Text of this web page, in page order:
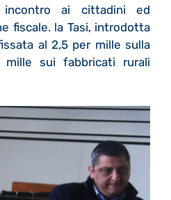
incontro ai cittadini ed
fiscale. la Tasi, introdotta
al 2,5 per mille sulla
sui fabbricati rurali